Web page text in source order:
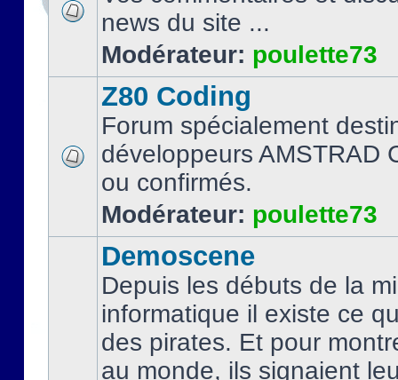
news du site ...
Modérateur: poulette73
Z80 Coding
Forum spécialement
développeurs AMSTRAD
ou confirmés.
Modérateur: poulette73
Demoscene
Depuis les débuts de la
informatique il existe ce
des pirates. Et pour
au monde, ils signaient